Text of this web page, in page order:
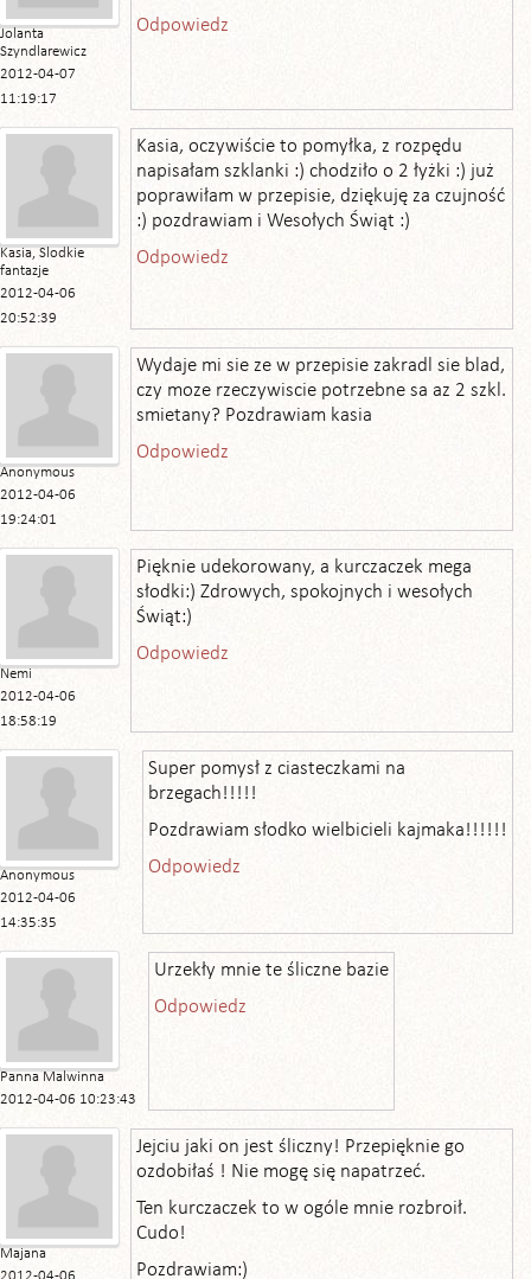
Jolanta
Szyndlarewicz
2012-04-07
11:19:17
Odpowiedz
Kasia, Slodkie
fantazje
2012-04-06
20:52:39
Kasia, oczywiście to pomyłka, z rozpędu
napisałam szklanki :) chodziło o 2 łyżki :) już
poprawiłam w przepisie, dziękuję za czujność
:) pozdrawiam i Wesołych Świąt :)
Odpowiedz
Anonymous
2012-04-06
19:24:01
Wydaje mi sie ze w przepisie zakradl sie blad,
czy moze rzeczywiscie potrzebne sa az 2 szkl.
smietany? Pozdrawiam kasia
Odpowiedz
Nemi
2012-04-06
18:58:19
Pięknie udekorowany, a kurczaczek mega
słodki:) Zdrowych, spokojnych i wesołych
Świąt:)
Odpowiedz
Anonymous
2012-04-06
14:35:35
Super pomysł z ciasteczkami na
brzegach!!!!!
Pozdrawiam słodko wielbicieli kajmaka!!!!!!
Odpowiedz
Panna Malwinna
2012-04-06 10:23:43
Urzekły mnie te śliczne bazie
Odpowiedz
Majana
Jejciu jaki on jest śliczny! Przepięknie go
ozdobiłaś ! Nie mogę się napatrzeć.
Ten kurczaczek to w ogóle mnie rozbroił.
Cudo!
Pozdrawiam:)